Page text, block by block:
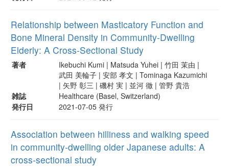
Relationship between Masticatory Function and
Bone Mineral Density in Community-Dwelling
Elderly: A Cross-Sectional Study
著者
Ikebuchi Kumi | Matsuda Yuhei | 竹田 茉由 |
武田 美輪子 | 安部 孝文 | Tominaga Kazumichi
| 矢野 彰三 | 磯村 実 | 並河 徹 | 管野 貴浩
雑誌
Healthcare (Basel, Switzerland)
発行日
2021-07-05 発行
Association between hilliness and walking speed
in community-dwelling older Japanese adults: A
cross-sectional study